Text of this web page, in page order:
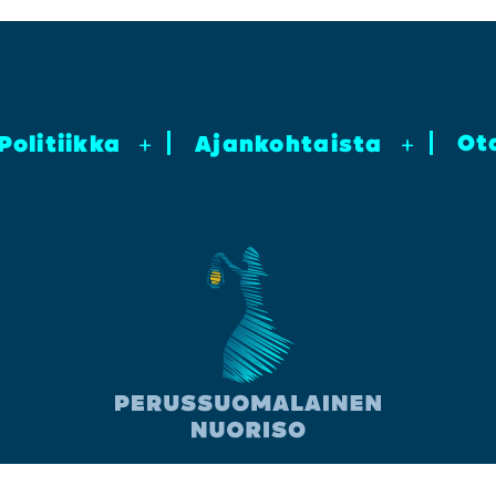
+ Ajan­koh­tais­ta +